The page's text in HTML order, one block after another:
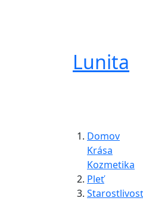
Lunita
Domov
Krása
Kozmetika
Pleť